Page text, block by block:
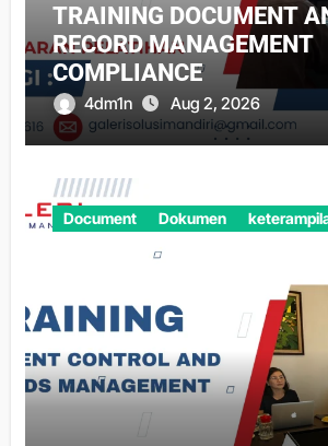
TRAINING DOCUMENT
RECORD MANAGEMENT
COMPLIANCE
4dm1n Aug 2, 2026
Document Dokumen